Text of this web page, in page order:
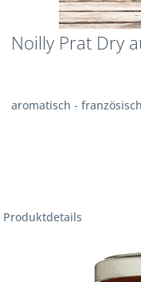
Noilly Prat Dry
aromatisch -
Produktdetails